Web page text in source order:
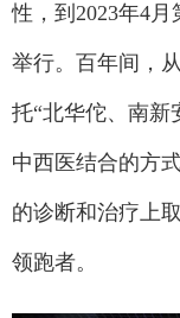
性，到2023年4
举行。百年间，
托“北华佗、南新
中西医结合的方
的诊断和治疗上
领跑者。